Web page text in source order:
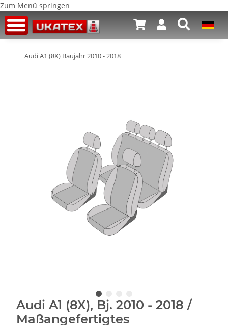
Zum Menü springen
Audi A1 (8X) Baujahr 2010 - 2018
Audi A1 (8X), Bj. 2010 - 2018 /
Maßangefertigtes